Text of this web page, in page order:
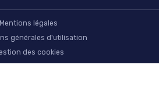
Mentions légales
générales d'utilisation
des cookies